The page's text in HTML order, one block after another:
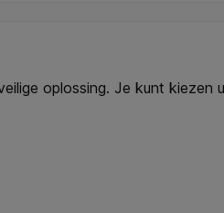
oplossing. Je kunt kiezen